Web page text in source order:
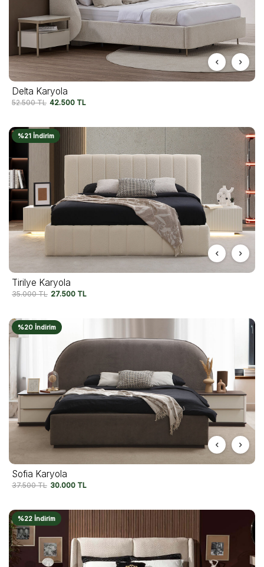
Delta Karyola
52.500TL 42.500 TL
%21 İndirim
Tirilye Karyola
35.000TL 27.500 TL
%20 İndirim
Sofia Karyola
37.500TL 30.000 TL
%22 İndirim